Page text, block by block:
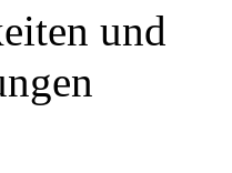
und